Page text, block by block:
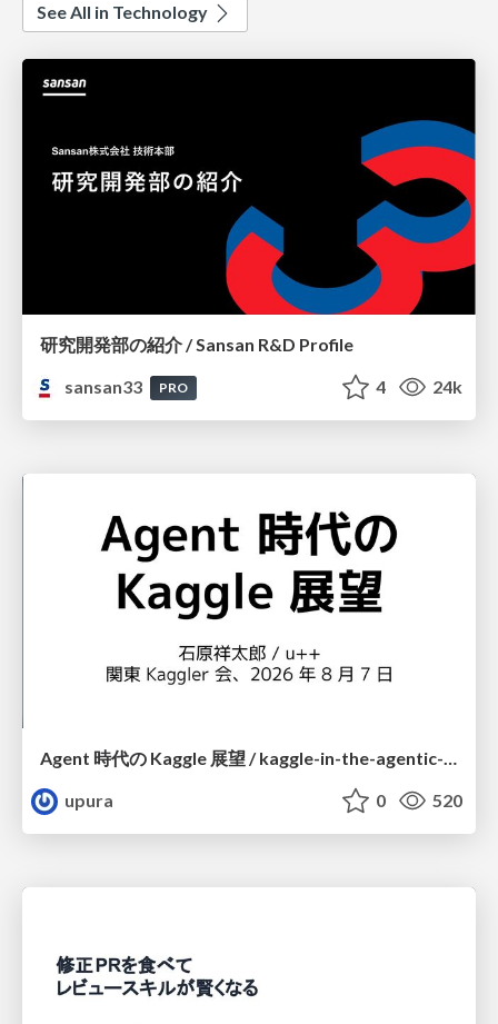
See All in Technology
研究開発部の紹介 / Sansan R&D Profile
sansan33
PRO 4 24k
Agent 時代の Kaggle 展望 / kaggle-in-the-agentic-era
upura
0 520